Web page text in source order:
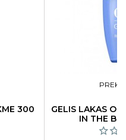
300
GELIS LAKAS
IN THE